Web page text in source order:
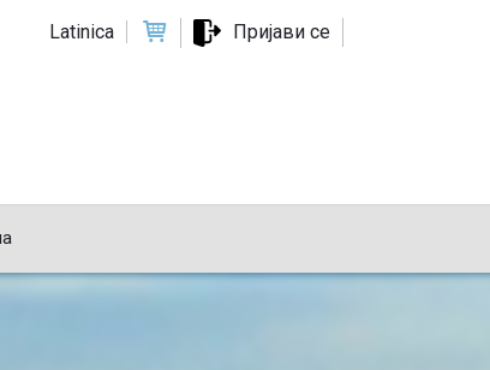
Latinica Пријави се